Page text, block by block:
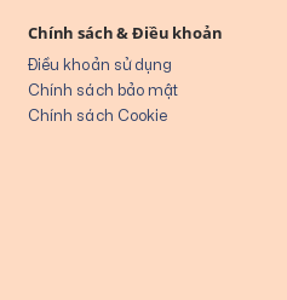
Chính sách & Điều khoản
Điều khoản sử dụng
Chính sách bảo mật
Chính sách Cookie